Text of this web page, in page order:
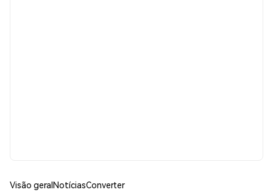
Visão geralNotíciasConverter